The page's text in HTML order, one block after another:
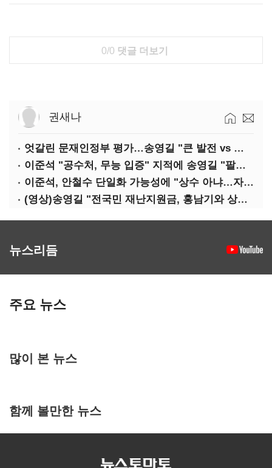
0/0 댓글 더보기
권새나
엇갈린 문재인정부 평가…송영길 "큰 발전 vs 이준석 "기본 점수"
이준석 "공수처, 무능 입증" 지적에 송영길 "팔다리 자른 게 국민의힘"
이준석, 안철수 단일화 가능성에 "상수 아냐…자의식 과잉"
(영상)송영길 "전국민 재난지원금, 홍남기와 상의·이재명 뜻 존중"
뉴스리듬
주요 뉴스
많이 본 뉴스
함께 볼만한 뉴스